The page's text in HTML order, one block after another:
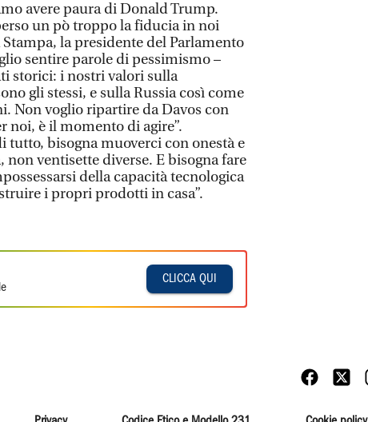
avere paura di Donald Trump.
un pò troppo la fiducia in noi
la presidente del Parlamento
sentire parole di pessimismo –
storici: i nostri valori sulla
gli stessi, e sulla Russia così come
Non voglio ripartire da Davos con
noi, è il momento di agire”.
tutto, bisogna muoverci con onestà e
ventisette diverse. E bisogna fare
della capacità tecnologica
i propri prodotti in casa”.
CLICCA QUI